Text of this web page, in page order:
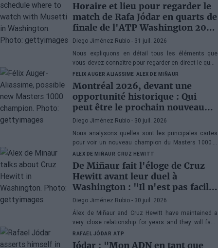
Horaire et lieu pour regarder le
match de Rafa Jódar en quarts de
finale de l'ATP Washington 2026
contre Musetti
Diego Jiménez Rubio - 31 juil. 2026
Nous expliquons en détail tous les éléments que
vous devez connaître pour regarder en direct le quart
de finale de l'ATP 500 Washington 2026 entre Rafa
Jódar et Lorenzo Musetti.
FELIX AUGER ALIASSIME ALEX DE MIÑAUR
Montréal 2026, devant une
opportunité historique : Qui
peut être le prochain nouveau
champion du Masters 1000 ?
Diego Jiménez Rubio - 30 juil. 2026
Nous analysons quelles sont les principales cartes
pour voir un nouveau champion du Masters 1000 à
Montréal. Ce serait la cinquième année consécutive
avec un vainqueur inédit au Canada.
ALEX DE MIÑAUR CRUZ HEWITT
De Miñaur fait l'éloge de Cruz
Hewitt avant leur duel à
Washington : "Il n'est pas facile
de se consacrer au tennis en
étant le fils d'un ancien numéro
1 mondial"
Diego Jiménez Rubio - 30 juil. 2026
Álex de Miñaur and Cruz Hewitt have maintained a
very close relationship for years and they will face
each other in Washington in a match that promises
great emotions.
RAFAEL JÓDAR ATP
Jódar : "Mon ADN en tant que